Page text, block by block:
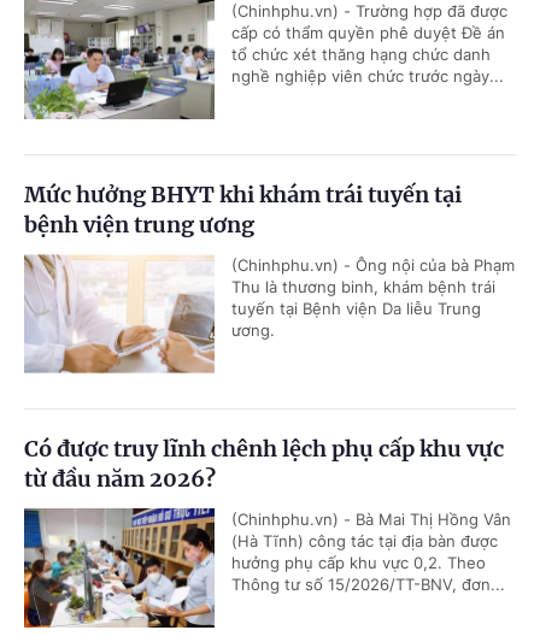
(Chinhphu.vn) - Trường hợp đã được
cấp có thẩm quyền phê duyệt Đề án
tổ chức xét thăng hạng chức danh
nghề nghiệp viên chức trước ngày...
Mức hưởng BHYT khi khám trái tuyến tại
bệnh viện trung ương
(Chinhphu.vn) - Ông nội của bà Phạm
Thu là thương binh, khám bệnh trái
tuyến tại Bệnh viện Da liễu Trung
ương.
Có được truy lĩnh chênh lệch phụ cấp khu vực
từ đầu năm 2026?
(Chinhphu.vn) - Bà Mai Thị Hồng Vân
(Hà Tĩnh) công tác tại địa bàn được
hưởng phụ cấp khu vực 0,2. Theo
Thông tư số 15/2026/TT-BNV, đơn...